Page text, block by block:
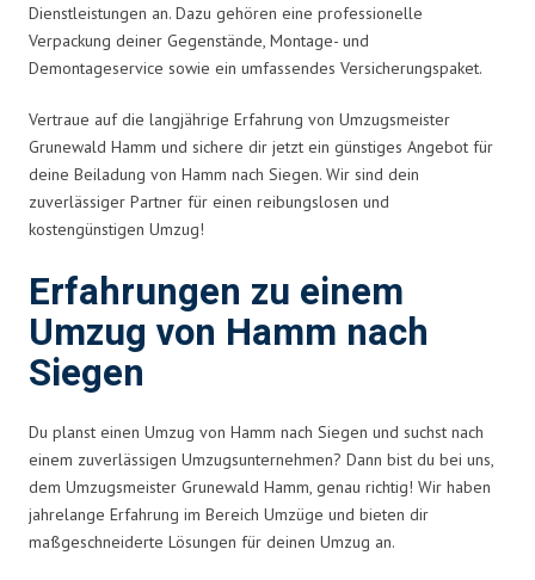
Dienstleistungen an. Dazu gehören eine professionelle
Verpackung deiner Gegenstände, Montage- und
Demontageservice sowie ein umfassendes Versicherungspaket.
Vertraue auf die langjährige Erfahrung von Umzugsmeister
Grunewald Hamm und sichere dir jetzt ein günstiges Angebot für
deine Beiladung von Hamm nach Siegen. Wir sind dein
zuverlässiger Partner für einen reibungslosen und
kostengünstigen Umzug!
Erfahrungen zu einem
Umzug von Hamm nach
Siegen
Du planst einen Umzug von Hamm nach Siegen und suchst nach
einem zuverlässigen Umzugsunternehmen? Dann bist du bei uns,
dem Umzugsmeister Grunewald Hamm, genau richtig! Wir haben
jahrelange Erfahrung im Bereich Umzüge und bieten dir
maßgeschneiderte Lösungen für deinen Umzug an.